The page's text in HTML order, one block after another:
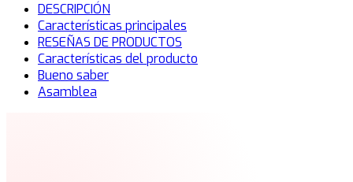
DESCRIPCIÓN
Características principales
RESEÑAS DE PRODUCTOS
Características del producto
Bueno saber
Asamblea